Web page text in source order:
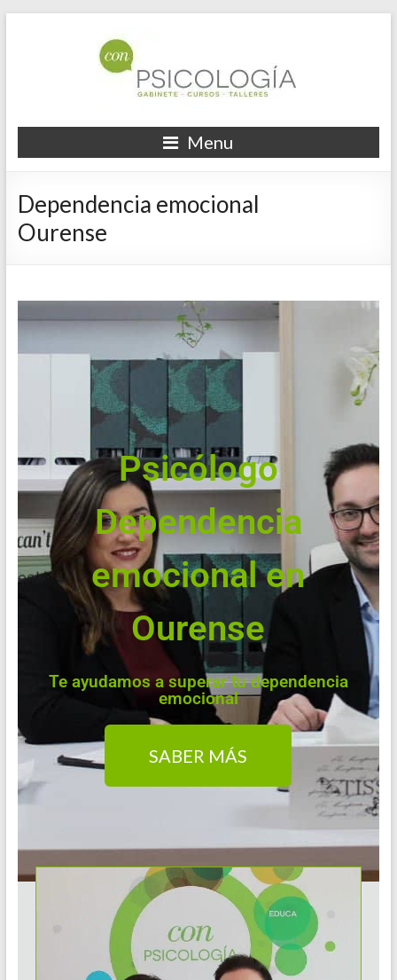
Menu
Dependencia emocional
Ourense
Psicólogo
Dependencia
emocional en
Ourense
Te ayudamos a superar tu dependencia
emocional
SABER MÁS